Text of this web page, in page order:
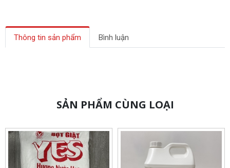
Thông tin sản phẩm Bình luận
SẢN PHẨM CÙNG LOẠI